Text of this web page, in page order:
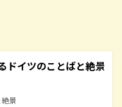
ドイツのことばと絶景
景